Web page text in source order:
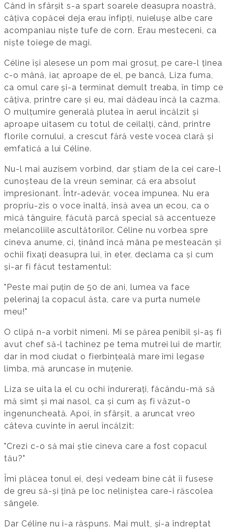
Când în sfârșit s-a spart soarele deasupra noastră,
câțiva copăcei deja erau înfipți, nuielușe albe care
acompaniau niște tufe de corn. Erau mesteceni, ca
niște toiege de magi.
Céline își alesese un pom mai grosuț, pe care-l ținea
c-o mână, iar, aproape de el, pe bancă, Liza fuma,
ca omul care și-a terminat demult treaba, în timp ce
câțiva, printre care și eu, mai dădeau încă la cazma.
O mulțumire generală plutea în aerul încălzit și
aproape uitasem cu totul de ceilalți, când, printre
florile cornului, a crescut fără veste vocea clară și
emfatică a lui Céline.
Nu-l mai auzisem vorbind, dar știam de la cei care-l
cunoșteau de la vreun seminar, că era absolut
impresionant. Într-adevăr, vocea impunea. Nu era
propriu-zis o voce înaltă, însă avea un ecou, ca o
mică tânguire, făcută parcă special să accentueze
melancoliile ascultătorilor. Céline nu vorbea spre
cineva anume, ci, ținând încă mâna pe mesteacăn și
ochii fixați deasupra lui, în eter, declama ca și cum
și-ar fi făcut testamentul:
"Peste mai puțin de 50 de ani, lumea va face
pelerinaj la copacul ăsta, care va purta numele
meu!"
O clipă n-a vorbit nimeni. Mi se părea penibil și-aș fi
avut chef să-l tachinez pe tema mutrei lui de martir,
dar în mod ciudat o fierbințeală mare îmi legase
limba, mă aruncase în muțenie.
Liza se uita la el cu ochi îndurerați, făcându-mă să
mă simt și mai nasol, ca și cum aș fi văzut-o
îngenuncheată. Apoi, în sfârșit, a aruncat vreo
câteva cuvinte în aerul încălzit:
"Crezi c-o să mai știe cineva care a fost copacul
tău?"
Îmi plăcea tonul ei, deși vedeam bine cât îi fusese
de greu să-și țină pe loc neliniștea care-i răscolea
sângele.
Dar Céline nu i-a răspuns. Mai mult, și-a îndreptat